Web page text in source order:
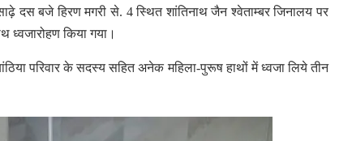
दस बजे हिरण मगरी से. 4 स्थित शांतिनाथ जैन श्वेताम्बर जिनालय पर
ध्वजारोहण किया गया।
परिवार के सदस्य सहित अनेक महिला-पुरूष हाथों में ध्वजा लिये तीन